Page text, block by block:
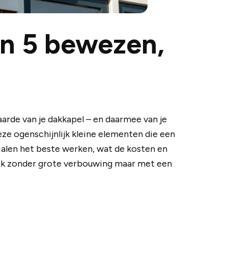
5 bewezen,
van je dakkapel – en daarmee van je
ogenschijnlijk kleine elementen die een
het beste werken, wat de kosten en
zonder grote verbouwing maar met een